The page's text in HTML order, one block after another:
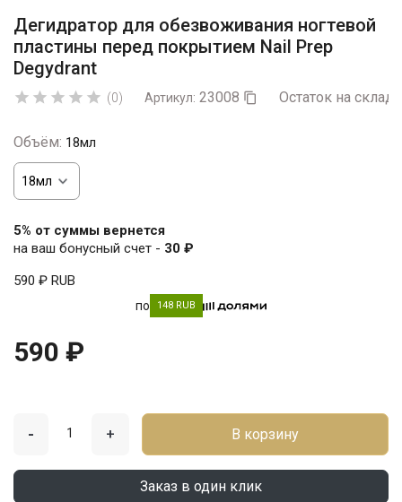
Дегидратор для обезвоживания ногтевой
пластины перед покрытием Nail Prep
Degydrant
     (0) Артикул: 23008  Остаток на
Объём: 18мл
5% от суммы вернется
на ваш бонусный счет - 30 ₽
590 ₽ RUB
по 148 RUB
590 ₽
- + В корзину
Заказ в один клик